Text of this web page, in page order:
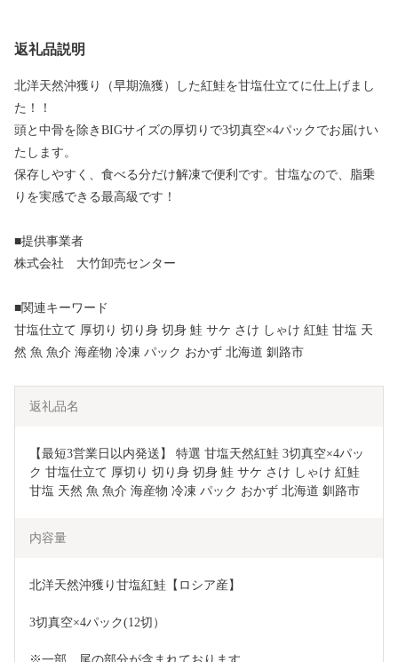
返礼品説明
北洋天然沖獲り（早期漁獲）した紅鮭を甘塩仕立てに仕上げまし
た！！
頭と中骨を除きBIGサイズの厚切りで3切真空×4パックでお届けい
たします。
保存しやすく、食べる分だけ解凍で便利です。甘塩なので、脂乗
りを実感できる最高級です！
■提供事業者
株式会社 大竹卸売センター
■関連キーワード
甘塩仕立て 厚切り 切り身 切身 鮭 サケ さけ しゃけ 紅鮭 甘塩 天
然 魚 魚介 海産物 冷凍 パック おかず 北海道 釧路市
返礼品名
【最短3営業日以内発送】 特選 甘塩天然紅鮭 3切真空×4パッ
ク 甘塩仕立て 厚切り 切り身 切身 鮭 サケ さけ しゃけ 紅鮭
甘塩 天然 魚 魚介 海産物 冷凍 パック おかず 北海道 釧路市
内容量
北洋天然沖獲り甘塩紅鮭【ロシア産】
3切真空×4パック(12切）